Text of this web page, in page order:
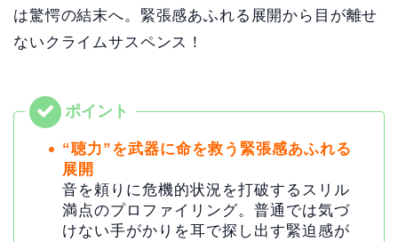
は驚愕の結末へ。緊張感あふれる展開から目が離せ
ないクライムサスペンス！
“聴力”を武器に命を救う緊張感あふれる
展開
音を頼りに危機的状況を打破するスリル
満点のプロファイリング。普通では気づ
けない手がかりを耳で探し出す緊迫感が